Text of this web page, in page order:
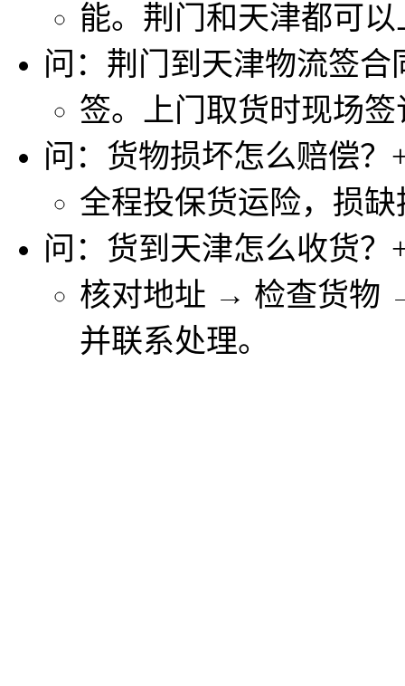
能。荆门和天津都可
问：荆门到天津物流签合
签。上门取货时现场
问：货物损坏怎么赔偿？
全程投保货运险，损
问：货到天津怎么收货？
核对地址 → 检查货物
并联系处理。